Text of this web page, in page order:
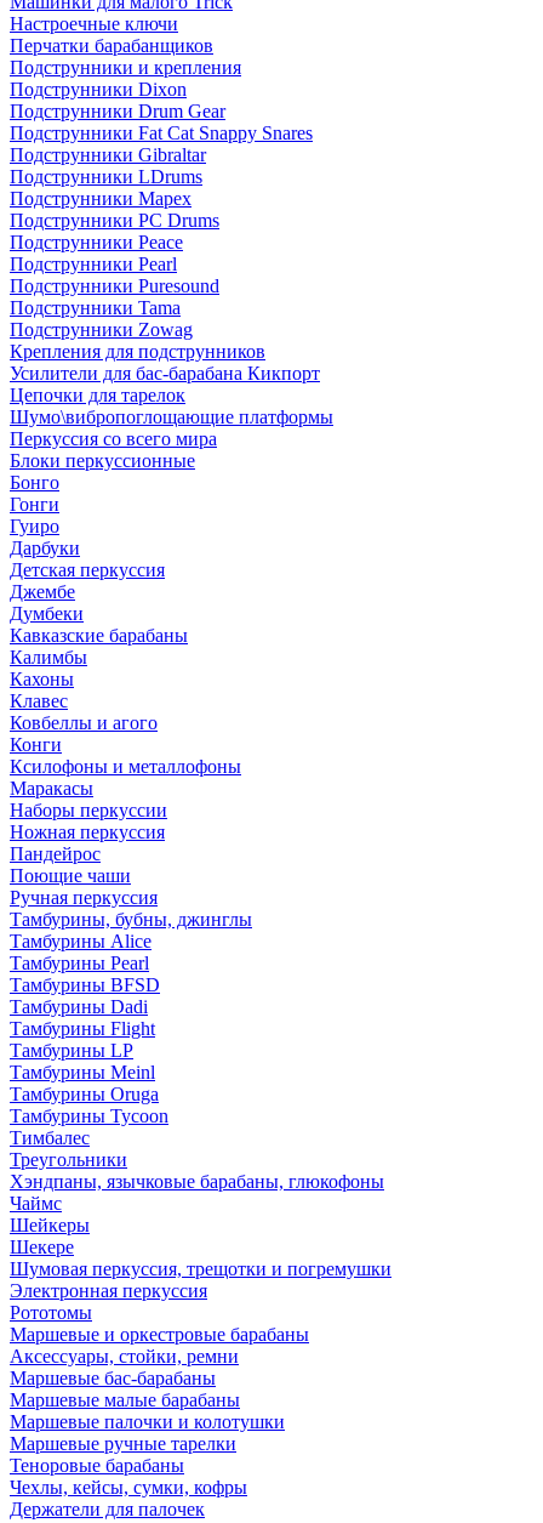
Настроечные ключи
Перчатки барабанщиков
Подструнники и крепления
Подструнники Dixon
Подструнники Drum Gear
Подструнники Fat Cat Snappy Snares
Подструнники Gibraltar
Подструнники LDrums
Подструнники Mapex
Подструнники PC Drums
Подструнники Peace
Подструнники Pearl
Подструнники Puresound
Подструнники Tama
Подструнники Zowag
Крепления для подструнников
Усилители для бас-барабана Кикпорт
Цепочки для тарелок
Шумо\вибропоглощающие платформы
Перкуссия со всего мира
Блоки перкуссионные
Бонго
Гонги
Гуиро
Дарбуки
Детская перкуссия
Джембе
Думбеки
Кавказские барабаны
Калимбы
Кахоны
Клавес
Ковбеллы и агого
Конги
Ксилофоны и металлофоны
Маракасы
Наборы перкуссии
Ножная перкуссия
Пандейрос
Поющие чаши
Ручная перкуссия
Тамбурины, бубны, джинглы
Тамбурины Alice
Тамбурины Pearl
Тамбурины BFSD
Тамбурины Dadi
Тамбурины Flight
Тамбурины LP
Тамбурины Meinl
Тамбурины Oruga
Тамбурины Tycoon
Тимбалес
Треугольники
Хэндпаны, язычковые барабаны, глюкофоны
Чаймс
Шейкеры
Шекере
Шумовая перкуссия, трещотки и погремушки
Электронная перкуссия
Рототомы
Маршевые и оркестровые барабаны
Аксессуары, стойки, ремни
Маршевые бас-барабаны
Маршевые малые барабаны
Маршевые палочки и колотушки
Маршевые ручные тарелки
Теноровые барабаны
Чехлы, кейсы, сумки, кофры
Держатели для палочек